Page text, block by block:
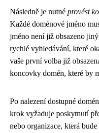
Následně je nutné provést
Každé doménové jméno
jméno není již obsazeno
rychlé vyhledávání, které
vaše první volba již
koncovky domén, které by
Po nalezení dostupné
krok vyžaduje poskytnutí
nebo organizace, která